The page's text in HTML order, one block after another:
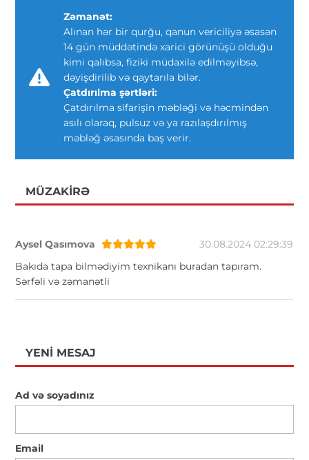
Zəmanət:
Alınan hər bir qurğu, qanun vericiliyə əsasən
14 gün müddətində xarici görünüşü olduğu
kimi qalıbsa, fiziki müdaxilə edilməyibsə,
dəyişdirilib və qaytarıla bilər.
Çatdırılma şərtləri:
Çatdırılma sifarişin məbləği və həcmindən
asılı olaraq, pulsuz və ya razılaşdırılmış
məbləğ əsasında baş verir.
MÜZAKIRƏ
Aysel Qasımova
30.08.2024 02:29:39
Bakıda tapa bilmədiyim texnikanı buradan tapıram.
Sərfəli və zəmanətli
YENI MESAJ
Ad və soyadınız
Email